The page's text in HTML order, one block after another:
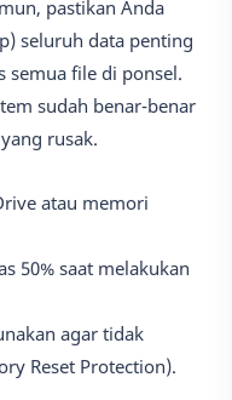
pastikan Anda
seluruh data penting
semua file di ponsel.
sudah benar-benar
rusak.
atau memori
50% saat melakukan
agar tidak
Reset Protection).